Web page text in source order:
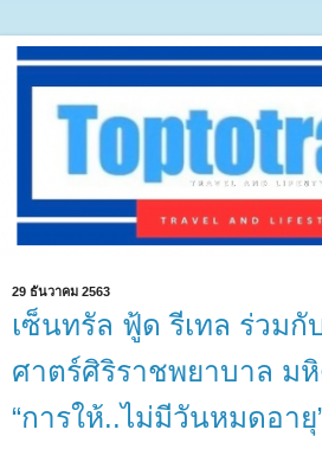
29 ธันวาคม 2563
เซ็นทรัล ฟู้ด รีเทล ร่วม
ศาตร์ศิริราชพยาบาล ม
“การให้..ไม่มีวันหมดอายุ